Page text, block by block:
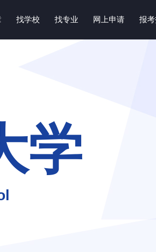
找学校 找专业 网上申请 报
学